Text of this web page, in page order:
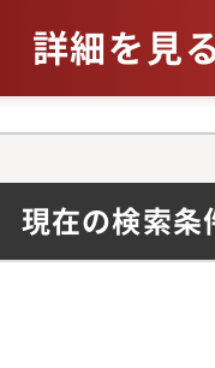
ど）・起業家
業計画作成、
・相続、事業
試算、財産承
化支援、企業
ミナーや異業
営）※税務顧問
業や記帳業務
すが、ほとん
詳細を見
現在の検索条